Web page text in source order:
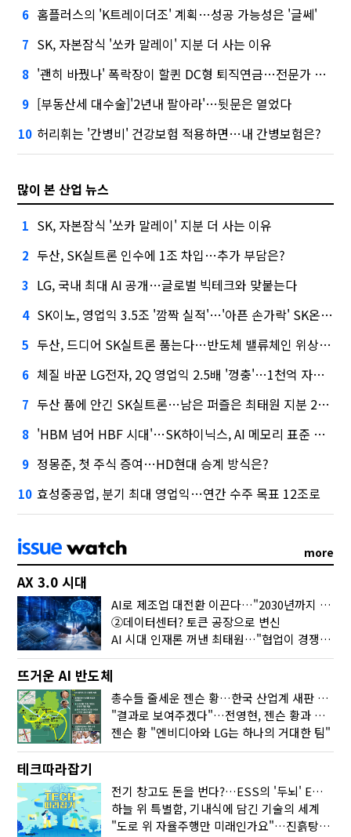
6 홈플러스의 'K트레이더조' 계획…성공 가능성은 '글쎄'
7 SK, 자본잠식 '쏘카 말레이' 지분 더 사는 이유
8 '괜히 바꿨나' 폭락장이 할퀸 DC형 퇴직연금…전문가 조언은
9 [부동산세 대수술]'2년내 팔아라'…뒷문은 열었다
10 허리휘는 '간병비' 건강보험 적용하면…내 간병보험은?
많이 본 산업 뉴스
1 SK, 자본잠식 '쏘카 말레이' 지분 더 사는 이유
2 두산, SK실트론 인수에 1조 차입…추가 부담은?
3 LG, 국내 최대 AI 공개…글로벌 빅테크와 맞붙는다
4 SK이노, 영업익 3.5조 '깜짝 실적'…'아픈 손가락' SK온의 반전
5 두산, 드디어 SK실트론 품는다…반도체 밸류체인 위상 강화
6 체질 바꾼 LG전자, 2Q 영업익 2.5배 '껑충'…1천억 자사주 태운다
7 두산 품에 안긴 SK실트론…남은 퍼즐은 최태원 지분 29.4%
8 'HBM 넘어 HBF 시대'…SK하이닉스, AI 메모리 표준 선점 나섰다
9 정몽준, 첫 주식 증여…HD현대 승계 방식은?
10 효성중공업, 분기 최대 영업익…연간 수주 목표 12조로
more
AX 3.0 시대
AI로 제조업 대전환 이끈다…"2030년까지 민관합동 20조 투자"
②데이터센터? 토큰 공장으로 변신
AI 시대 인재론 꺼낸 최태원…"협업이 경쟁력"
뜨거운 AI 반도체
총수들 줄세운 젠슨 황…한국 산업계 새판 짰다
"결과로 보여주겠다"…전영현, 젠슨 황과 HBM5 논의
젠슨 황 "엔비디아와 LG는 하나의 거대한 팀"
테크따라잡기
전기 창고도 돈을 번다?…ESS의 '두뇌' EMO가 뭐길래
하늘 위 특별함, 기내식에 담긴 기술의 세계
"도로 위 자율주행만 미래인가요"…진흙탕서 길 내는 HD현대 AI 기술